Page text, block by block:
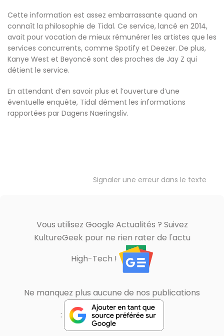
Cette information est assez embarrassante quand on
connaît la philosophie de Tidal. Ce service, lancé en 2014,
avait pour vocation de mieux rémunérer les artistes que les
services concurrents, comme Spotify et Deezer. De plus,
Kanye West et Beyoncé sont des proches de Jay Z qui
détient le service.
En attendant d’en savoir plus et l’ouverture d’une
éventuelle enquête, Tidal dément les informations
rapportées par Dagens Naeringsliv.
Signaler une erreur dans le texte
Vous utilisez Google Actualités ? Suivez
KultureGeek pour ne rien rater de l'actu
High-Tech !
Ne manquez plus aucune de nos publications
: